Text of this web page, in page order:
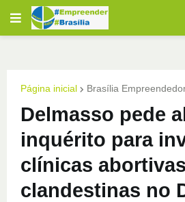
Página inicial Brasília
Delmasso pede
inquérito para
clínicas abortivas
clandestinas no